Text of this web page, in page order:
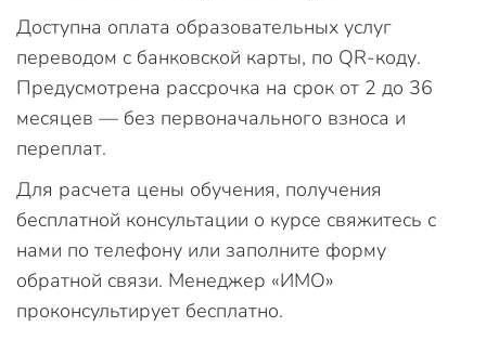
Доступна оплата образовательных услуг
переводом с банковской карты, по QR-коду.
Предусмотрена рассрочка на срок от 2 до 36
месяцев — без первоначального взноса и
переплат.
Для расчета цены обучения, получения
бесплатной консультации о курсе свяжитесь с
нами по телефону или заполните форму
обратной связи. Менеджер «ИМО»
проконсультирует бесплатно.